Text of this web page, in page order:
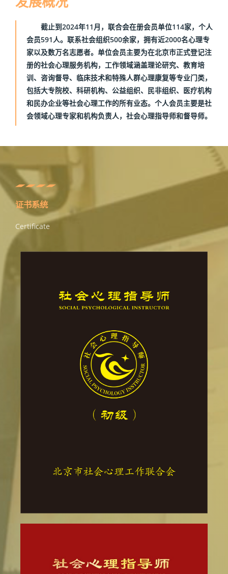
截止到2024年11月，联合会在册会员单位114家，个人
会员591人。联系社会组织500余家，拥有近2000名心理专
家以及数万名志愿者。单位会员主要为在北京市正式登记注
册的社会心理服务机构，工作领域涵盖理论研究、教育培
训、咨询督导、临床技术和特殊人群心理康复等专业门类，
包括大专院校、科研机构、公益组织、民非组织、医疗机构
和民办企业等社会心理工作的所有业态。个人会员主要是社
会领域心理专家和机构负责人，社会心理指导师和督导师。
证书系统
Certificate